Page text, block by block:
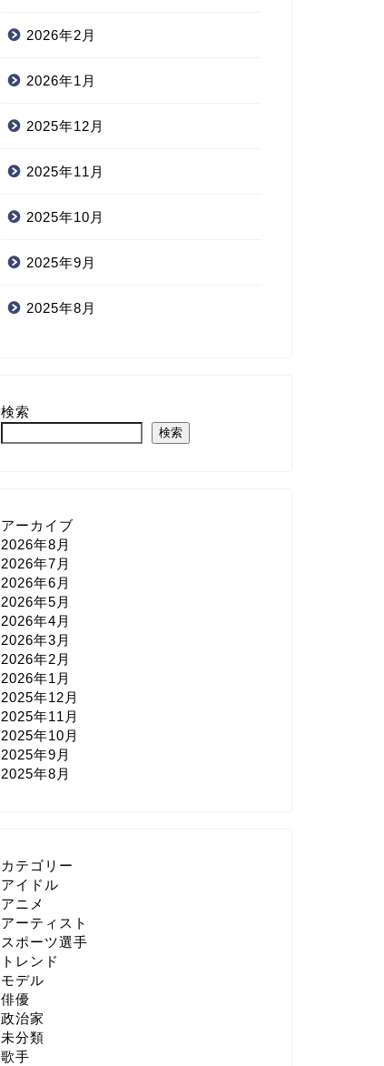
2026年2月
2026年1月
2025年12月
2025年11月
2025年10月
2025年9月
2025年8月
検索
検索
アーカイブ
2026年8月
2026年7月
2026年6月
2026年5月
2026年4月
2026年3月
2026年2月
2026年1月
2025年12月
2025年11月
2025年10月
2025年9月
2025年8月
カテゴリー
アイドル
アニメ
アーティスト
スポーツ選手
トレンド
モデル
俳優
政治家
未分類
歌手